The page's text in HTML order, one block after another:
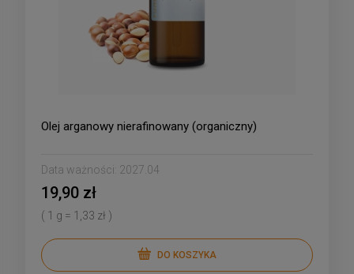
Olej arganowy nierafinowany (organiczny)
Data ważności: 2027.04
19,90 zł
( 1 g = 1,33 zł )
DO KOSZYKA